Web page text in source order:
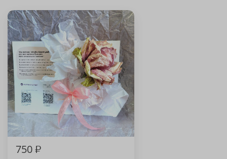
750₽